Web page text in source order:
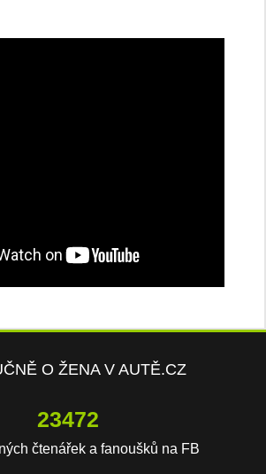
O ŽENA V AUTĚ.CZ
23472
čtenářek a fanoušků na FB